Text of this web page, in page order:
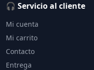
🎧 Servicio al cliente
Mi cuenta
Mi carrito
Contacto
Entrega